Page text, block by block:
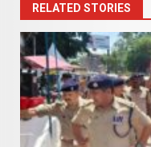
RELATED STORIES